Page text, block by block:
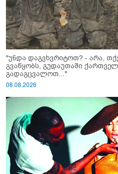
"უნდა დაგვხვრიტოთ? - არა,
გვაწყობს, გუდაუთაში ქართველ
გადაგცვალოთ..."
08.08.2026